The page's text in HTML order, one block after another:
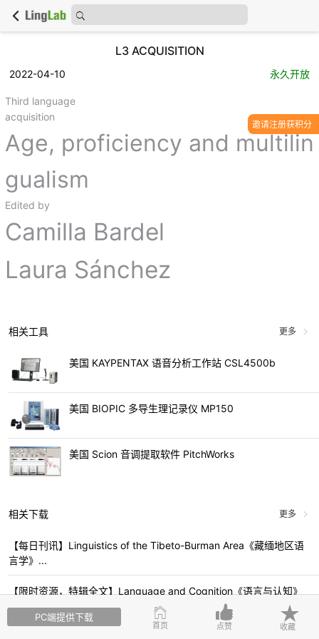
L3 ACQUISITION
2022-04-10 永久开放
Third language
acquisition
Age, proficiency and multilin
gualism
Edited by
Camilla Bardel
Laura Sánchez
更多
相关工具
美国 KAYPENTAX 语音分析工作站 CSL4500b
美国 BIOPIC 多导生理记录仪 MP150
美国 Scion 音调提取软件 PitchWorks
更多
相关下载
【每日刊讯】Linguistics of the Tibeto-Burman Area《藏缅地区语
言学》...
【限时资源，特辑全文】Language and Cognition《语言与认知》
特辑：Cogni...
邀请注册获积分
PC端提供下载
首页 点赞 收藏